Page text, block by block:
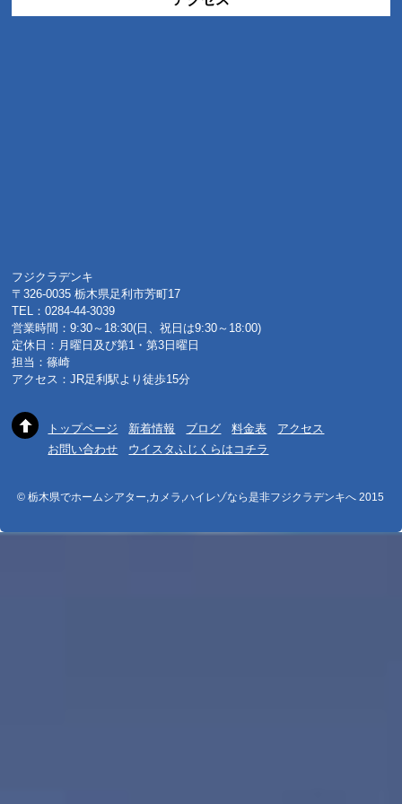
フジクラデンキ
〒326-0035 栃木県足利市芳町17
TEL：0284-44-3039
営業時間：9:30～18:30(日、祝日は9:30～18:00)
定休日：月曜日及び第1・第3日曜日
担当：篠崎
アクセス：JR足利駅より徒歩15分
トップページ 新着情報 ブログ 料金表
アクセス
お問い合わせ
ウイスタふじくらはコチラ
© 栃木県でホームシアター,カメラ,ハイレゾなら是非フジクラデンキへ 2015